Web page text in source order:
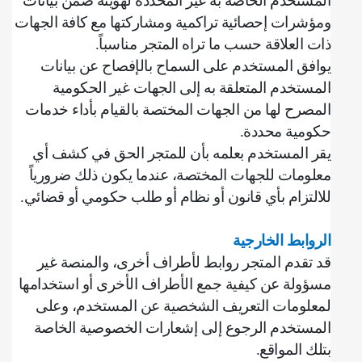
ومؤشرات إحصائية تراكمية ومشاركتها مع كافة الجهات
ذات العلاقة حسب ما تراه المتجر مناسباً.
يوافق المستخدم على السماح بالإفصاح عن بيانات
المستخدم المتعلقة به إلى الجهات غير الحكومية
المصرح لها من الجهات المختصة بالقيام بأداء خدمات
حكومية محددة.
‌يقر المستخدم بعلمه بأن للمتجر الحق في كشف أي
معلومات للجهات المختصة، عندما يكون ذلك ضرورياً
للالتزام بأي قانون أو نظام أو طلب حكومي أو قضائي.
الروابط الخارجية
قد تقدم المتجر روابط لأطراف أخرى، والمنصة غير
مسؤولة عن كيفية جمع الأطراف الأخرى أو استخدامها
لمعلومات التعريف الشخصية عن المستخدم، وعلى
المستخدم الرجوع إلى إشعارات الخصوصية الخاصة
بتلك المواقع.